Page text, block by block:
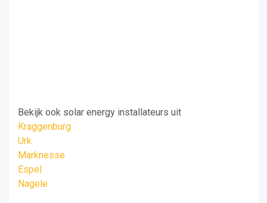
Bekijk ook solar energy installateurs uit
Kraggenburg
Urk
Marknesse
Espel
Nagele